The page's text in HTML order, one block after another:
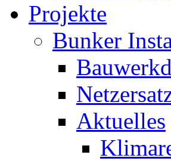
Projekte
Bunker
Aktuelles